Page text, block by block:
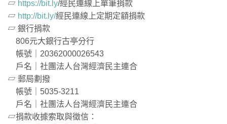
▱ https://bit.ly/經民連線上單筆捐款
▱ http://bit.ly/經民連線上定期定額捐款
▱ 銀行捐款
806元大銀行古亭分行
帳號｜20362000026543
戶名｜社團法人台灣經濟民主連合
▱ 郵局劃撥
帳號｜5035-3211
戶名｜社團法人台灣經濟民主連合
▱捐款收據索取與徵信：